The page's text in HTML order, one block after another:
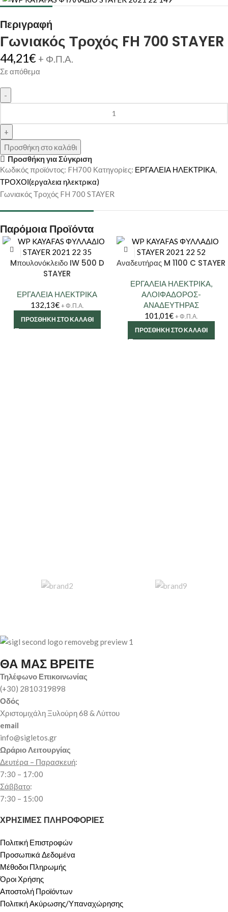
Περιγραφή
Γωνιακός Τροχός FH 700 STAYER
44,21€ + Φ.Π.Α.
Σε απόθεμα
Προσθήκη στο καλάθι
Προσθήκη για Σύγκριση
Κωδικός προϊόντος: FH700 Κατηγορίες: ΕΡΓΑΛΕΙΑ ΗΛΕΚΤΡΙΚΑ,
ΤΡΟΧΟΙ(εργαλεια ηλεκτρικα)
Γωνιακός Τροχός FH 700 STAYER
Παρόμοια Προϊόντα
Mπουλονόκλειδο IW 500 D
STAYER
ΕΡΓΑΛΕΙΑ ΗΛΕΚΤΡΙΚΑ
132,13€ + Φ.Π.Α.
ΠΡΟΣΘΉΚΗ ΣΤΟ ΚΑΛΆΘΙ
Αναδευτήρας M 1100 C STAYER
ΕΡΓΑΛΕΙΑ ΗΛΕΚΤΡΙΚΑ,
ΑΛΟΙΦΑΔΟΡΟΣ-
ΑΝΑΔΕΥΤΗΡΑΣ
101,01€ + Φ.Π.Α.
ΠΡΟΣΘΉΚΗ ΣΤΟ ΚΑΛΆΘΙ
ΘΑ ΜΑΣ ΒΡΕΙΤΕ
Τηλέφωνο Επικοινωνίας
(+30) 2810319898
Οδός
Χριστομιχάλη Ξυλούρη 68 & Λύττου
email
info@sigletos.gr
Ωράριο Λειτουργίας
Δευτέρα – Παρασκευή:
7:30 – 17:00
Σάββατο:
7:30 – 15:00
ΧΡΗΣΙΜΕΣ ΠΛΗΡΟΦΟΡΙΕΣ
Πολιτική Επιστροφών
Προσωπικά Δεδομένα
Μέθοδοι Πληρωμής
Όροι Χρήσης
Αποστολή Προϊόντων
Πολιτική Ακύρωσης/Υπαναχώρησης